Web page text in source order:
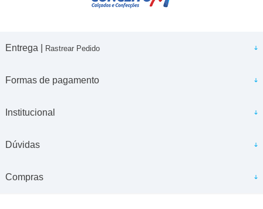
Entrega | Rastrear Pedido
Formas de pagamento
Institucional
Dúvidas
Compras